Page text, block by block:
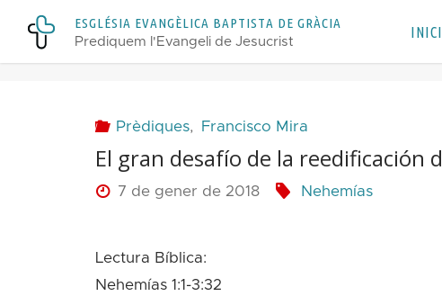
content
ESGLÉSIA EVANGÈLICA BAPTISTA DE GRÀCIA
Prediquem l'Evangeli de Jesucrist
INICI
Prèdiques, Francisco Mira
El gran desafío de la reedificación
7 de gener de 2018 Nehemías
Lectura Bíblica:
Nehemías 1:1-3:32